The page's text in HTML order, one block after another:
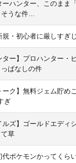
ーハンター、このまま
うな件…
規・初心者に厳しすぎ
ター】プロハンター・
ぱなしの件
ーク】無料ジェム貯め
ぎ
ルズ】ゴールドエディ
草
代ポケモンかってくら